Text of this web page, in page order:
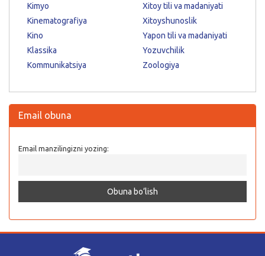
Kimyo
Kinematografiya
Kino
Klassika
Kommunikatsiya
Xitoy tili va madaniyati
Xitoyshunoslik
Yapon tili va madaniyati
Yozuvchilik
Zoologiya
Email obuna
Email manzilingizni yozing: